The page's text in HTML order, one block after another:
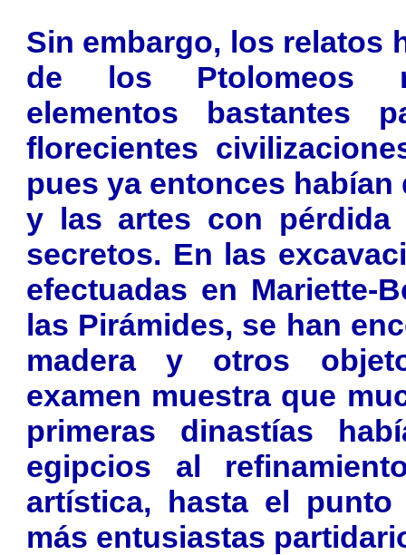
Sin embargo, los relatos
de los Ptolomeos
elementos bastantes
florecientes
pues ya entonces
y las artes con
secretos. En las
efectuadas en Mariette-
las Pirámides, se han
madera y otros
examen muestra que
primeras dinastías
egipcios al
artística, hasta el
más entusiastas